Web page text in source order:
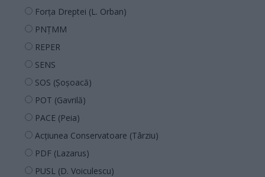
Forța Dreptei (L. Orban)
PNȚMM
REPER
SENS
SOS (Șoșoacă)
POT (Gavrilă)
PACE (Peia)
Acțiunea Conservatoare (Târziu)
PDF (Lazarus)
PUSL (D. Voiculescu)